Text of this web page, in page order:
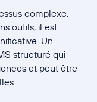
complexe,
outils, il est
Un
structuré qui
et peut être